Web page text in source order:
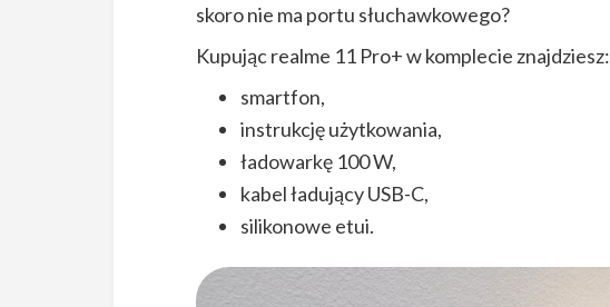
skoro nie ma portu słuchawkowego?
Kupując realme 11 Pro+ w komplecie znajdziesz:
smartfon,
instrukcję użytkowania,
ładowarkę 100 W,
kabel ładujący USB-C,
silikonowe etui.